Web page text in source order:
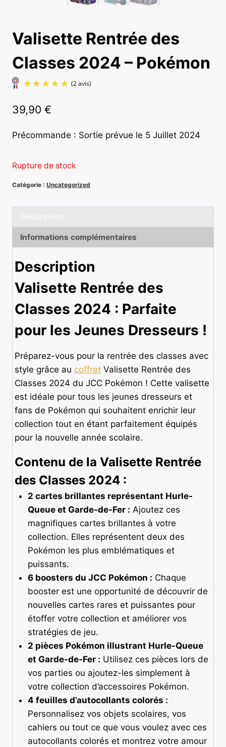
Valisette Rentrée des
Classes 2024 – Pokémon
39,90 €
Précommande : Sortie prévue le 5 Juillet 2024
Rupture de stock
Catégorie : Uncategorized
Informations complémentaires
Description
Valisette Rentrée des
Classes 2024 : Parfaite
pour les Jeunes Dresseurs !
Préparez-vous pour la rentrée des classes avec
style grâce au coffret Valisette Rentrée des
Classes 2024 du JCC Pokémon ! Cette valisette
est idéale pour tous les jeunes dresseurs et
fans de Pokémon qui souhaitent enrichir leur
collection tout en étant parfaitement équipés
pour la nouvelle année scolaire.
Contenu de la Valisette Rentrée
des Classes 2024 :
2 cartes brillantes représentant Hurle-
Queue et Garde-de-Fer : Ajoutez ces
magnifiques cartes brillantes à votre
collection. Elles représentent deux des
Pokémon les plus emblématiques et
puissants.
6 boosters du JCC Pokémon : Chaque
booster est une opportunité de découvrir de
nouvelles cartes rares et puissantes pour
étoffer votre collection et améliorer vos
stratégies de jeu.
2 pièces Pokémon illustrant Hurle-Queue
et Garde-de-Fer : Utilisez ces pièces lors de
vos parties ou ajoutez-les simplement à
votre collection d’accessoires Pokémon.
4 feuilles d’autocollants colorés :
Personnalisez vos objets scolaires, vos
cahiers ou tout ce que vous voulez avec ces
autocollants colorés et montrez votre amour